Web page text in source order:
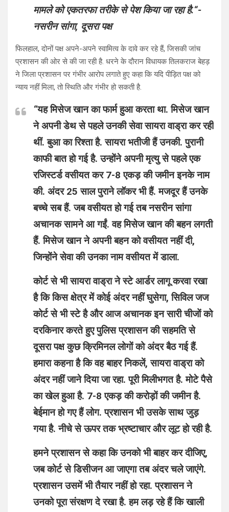
मामले को एकतरफा तरीके से पेश किया जा रहा है.“-
नसरीन सांगा, दूसरा पक्ष
फिलहाल, दोनों पक्ष अपने-अपने स्वामित्व के दावे कर रहे हैं, जिसकी जांच
प्रशासन की ओर से की जा रही है. धरने के दौरान विधायक तिलकराज बेहड़
ने जिला प्रशासन पर गंभीर आरोप लगाते हुए कहा कि यदि पीड़ित पक्ष को
न्याय नहीं मिला, तो स्थिति और गंभीर हो सकती है.
“यह मिसेज खान का फार्म हुआ करता था. मिसेज खान
ने अपनी डेथ से पहले उनकी सेवा सायरा वाड्रा कर रही
थीं. बुआ का रिश्ता है. सायरा भतीजी हैं उनकी. पुरानी
काफी बात हो गई है. उन्होंने अपनी मृत्यु से पहले एक
रजिस्टर्ड वसीयत कर 7-8 एकड़ की जमीन इनके नाम
की. अंदर 25 साल पुराने लॉकर भी हैं. मजदूर हैं उनके
बच्चे सब हैं. जब वसीयत हो गई तब नसरीन सांगा
अचानक सामने आ गईं. वह मिसेज खान की बहन लगती
हैं. मिसेज खान ने अपनी बहन को वसीयत नहीं दी,
जिन्होंने सेवा की उनका नाम वसीयत में डाला.
कोर्ट से भी सायरा वाड्रा ने स्टे आर्डर लागू करवा रखा
है कि किस क्षेत्र में कोई अंदर नहीं घुसेगा, सिविल जज
कोर्ट से भी स्टे है और आज अचानक इन सारी चीजों को
दरकिनार करते हुए पुलिस प्रशासन की सहमति से
दूसरा पक्ष कुछ क्रिमिनल लोगों को अंदर बैठ गई हैं.
हमारा कहना है कि वह बाहर निकलें, सायरा वाड्रा को
अंदर नहीं जाने दिया जा रहा. पूरी मिलीभगत है. मोटे पैसे
का खेल हुआ है. 7-8 एकड़ की करोड़ों की जमीन है.
बेईमान हो गए हैं लोग. प्रशासन भी उसके साथ जुड़
गया है. नीचे से ऊपर तक भ्रष्टाचार और लूट हो रही है.
हमने प्रशासन से कहा कि उनको भी बाहर कर दीजिए,
जब कोर्ट से डिसीजन आ जाएगा तब अंदर चले जाएंगे.
प्रशासन उसमें भी तैयार नहीं हो रहा. प्रशासन ने
उनको पूरा संरक्षण दे रखा है. हम लड़ रहे हैं कि खाली